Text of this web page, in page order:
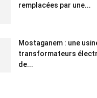
remplacées par une...
Mostaganem : une
transformateurs
de...